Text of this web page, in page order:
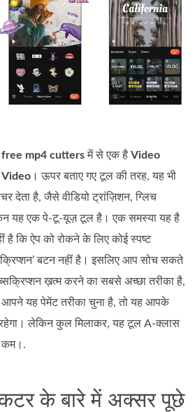
free mp4 cuttersमें से एक हैVideo
Video । ऊपर बताए गए टूल की तरह, यह भी
देता है, जैसे वीडियो ट्रांज़िशन, ग्लिच
यह एक पे‑टू‑यूज़ टूल है। एक समस्या यह है
है कि ऐप को रोकने के लिए कोई स्पष्ट
बटन नहीं है। इसलिए आप सोच सकते
ख़त्म करने का सबसे अच्छा तरीका है,
आपने यह पेमेंट तरीका चुना है, तो यह आपके
रहेगा। लेकिन कुल मिलाकर, यह टूल A‑क्लास
कम।.
के बारे में अक्सर पूछे